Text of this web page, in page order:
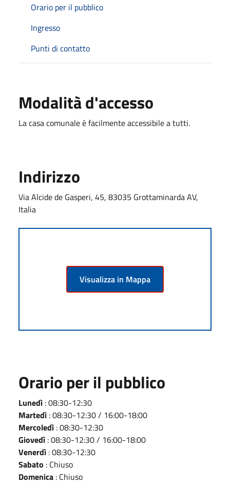
Orario per il pubblico
Ingresso
Punti di contatto
Modalità d'accesso
La casa comunale è facilmente accessibile a tutti.
Indirizzo
Via Alcide de Gasperi, 45, 83035 Grottaminarda AV,
Italia
Visualizza in Mappa
Orario per il pubblico
Lunedì : 08:30-12:30
Martedì : 08:30-12:30 / 16:00-18:00
Mercoledì : 08:30-12:30
Giovedì : 08:30-12:30 / 16:00-18:00
Venerdì : 08:30-12:30
Sabato : Chiuso
Domenica : Chiuso